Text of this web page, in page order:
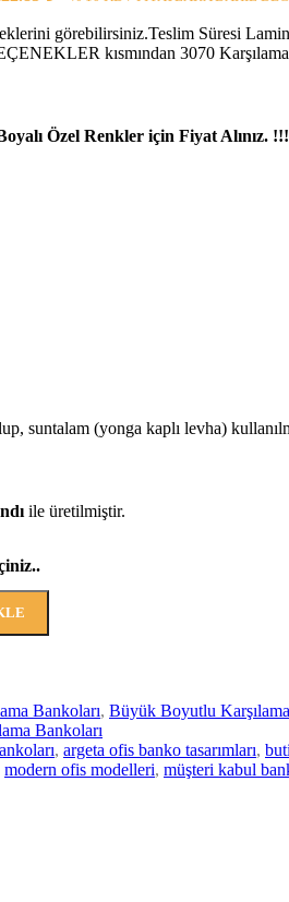
Ara Raflı
Kapı
Taşıyıcılar
Dolapları
görebilirsiniz.Teslim Süresi
kısmından 3070
Özel Renkler için Fiyat Alınız.
suntalam (yonga kaplı levha)
ile üretilmiştir.
Bankoları, Büyük Boyutlu
Bankoları
, argeta ofis banko tasarımları,
modern ofis modelleri, müşteri kabul